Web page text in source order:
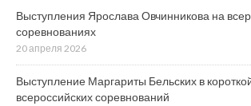
Выступления Ярослава Овчинникова на
соревнованиях
20 апреля 2026
Выступление Маргариты Бельских в
всероссийских соревнований